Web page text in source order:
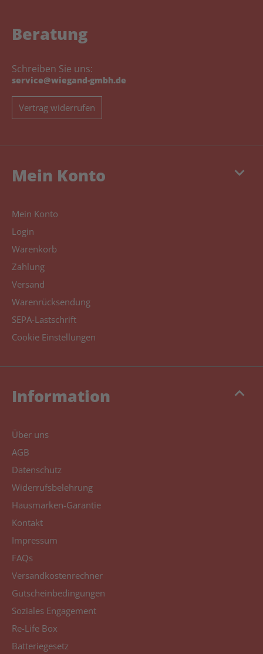
Beratung
Schreiben Sie uns:
service@wiegand-gmbh.de
Vertrag widerrufen
keyboard_arrow_down
Mein Konto
Mein Konto
Login
Warenkorb
Zahlung
Versand
Warenrücksendung
SEPA-Lastschrift
Cookie Einstellungen
keyboard_arrow_up
Information
Über uns
AGB
Datenschutz
Widerrufsbelehrung
Hausmarken-Garantie
Kontakt
Impressum
FAQs
Versandkostenrechner
Gutscheinbedingungen
Soziales Engagement
Re-Life Box
Batteriegesetz